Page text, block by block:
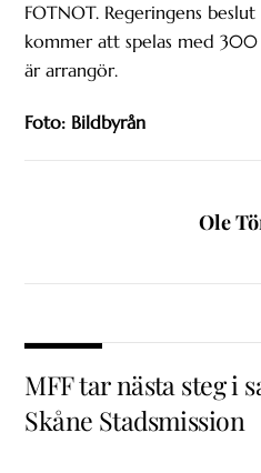
FOTNOT. Regeringens
kommer att spelas med 300
är arrangör.
Foto: Bildbyrån
Ole
MFF tar nästa steg i
Skåne Stadsmission